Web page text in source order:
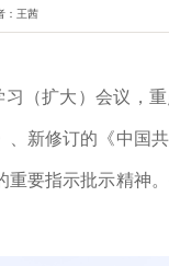
：王茜
（扩大）会议，重
新修订的《中国
重要指示批示精神